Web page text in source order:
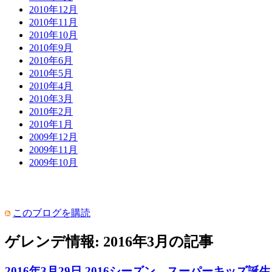
2010年12月
2010年11月
2010年10月
2010年9月
2010年6月
2010年5月
2010年4月
2010年3月
2010年2月
2010年1月
2009年12月
2009年11月
2009年10月
このブログを購読
ゲレンデ情報: 2016年3月の記事